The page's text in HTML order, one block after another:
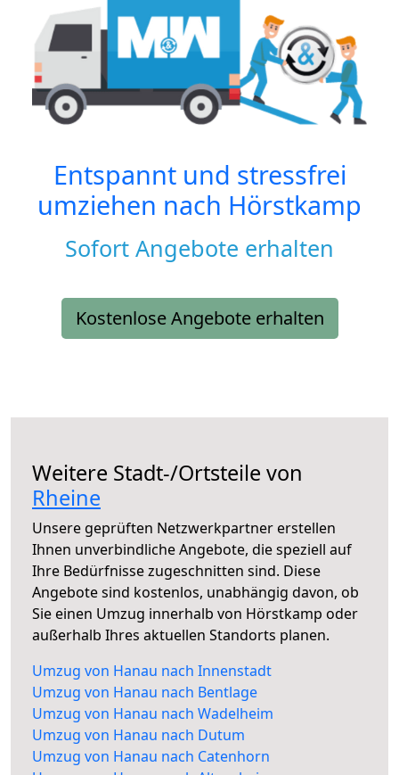
Entspannt und stressfrei
umziehen nach Hörstkamp
Sofort Angebote erhalten
Kostenlose Angebote erhalten
Weitere Stadt-/Ortsteile von
Rheine
Unsere geprüften Netzwerkpartner erstellen
Ihnen unverbindliche Angebote, die speziell auf
Ihre Bedürfnisse zugeschnitten sind. Diese
Angebote sind kostenlos, unabhängig davon, ob
Sie einen Umzug innerhalb von Hörstkamp oder
außerhalb Ihres aktuellen Standorts planen.
Umzug von Hanau nach Innenstadt
Umzug von Hanau nach Bentlage
Umzug von Hanau nach Wadelheim
Umzug von Hanau nach Dutum
Umzug von Hanau nach Catenhorn